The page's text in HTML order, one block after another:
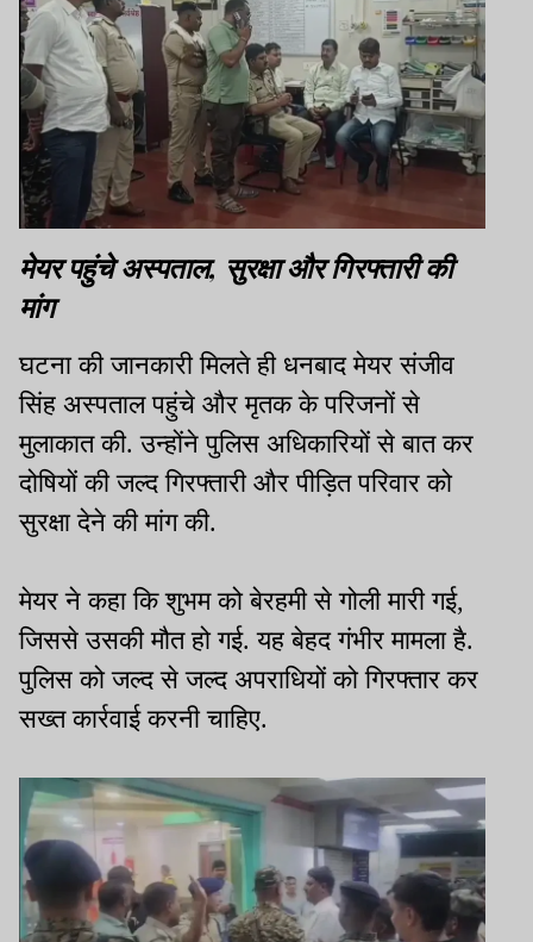
मेयर पहुंचे अस्पताल, सुरक्षा और गिरफ्तारी की
मांग
घटना की जानकारी मिलते ही धनबाद मेयर संजीव
सिंह अस्पताल पहुंचे और मृतक के परिजनों से
मुलाकात की. उन्होंने पुलिस अधिकारियों से बात कर
दोषियों की जल्द गिरफ्तारी और पीड़ित परिवार को
सुरक्षा देने की मांग की.
मेयर ने कहा कि शुभम को बेरहमी से गोली मारी गई,
जिससे उसकी मौत हो गई. यह बेहद गंभीर मामला है.
पुलिस को जल्द से जल्द अपराधियों को गिरफ्तार कर
सख्त कार्रवाई करनी चाहिए.